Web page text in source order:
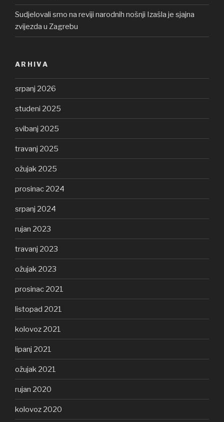
Sudjelovali smo na reviji narodnih nošnji Izašla je sjajna
zvijezda u Zagrebu
ARHIVA
srpanj 2026
studeni 2025
svibanj 2025
travanj 2025
ožujak 2025
prosinac 2024
srpanj 2024
rujan 2023
travanj 2023
ožujak 2023
prosinac 2021
listopad 2021
kolovoz 2021
lipanj 2021
ožujak 2021
rujan 2020
kolovoz 2020